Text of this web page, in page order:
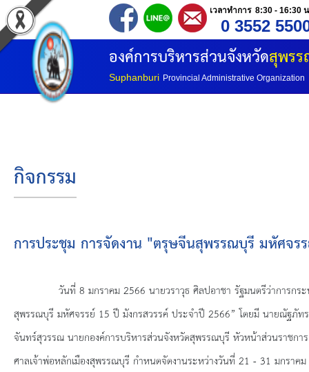
เวลาทำการ 8:30 - 16:30
0 3552
องค์การบริหารส่วนจังหวัดสุพร
Suphanburi Provincial Administrative Organization
หน้าแรก
ประวัติ อบจ
โครงสร้างองค์กร
โครงสร้างการแบ่งส่วนราชการ
ยุทธศาสตร์การพัฒนา
ประวัตินายก
กิจกรรม
การประชุม การจัดงาน "ตรุษจีนสุพรรณบุรี มหัศจร
วันที่ 8 มกราคม 2566 นายวราวุธ ศิลปอาชา รัฐมนตรีว่าการกร
สุพรรณบุรี มหัศจรรย์ 15 ปี มังกรสวรรค์ ประจำปี 2566” โดยมี นายณัฐภั
จันทร์สุวรรณ นายกองค์การบริหารส่วนจังหวัดสุพรรณบุรี หัวหน้าส่วนราชก
ศาลเจ้าพ่อหลักเมืองสุพรรณบุรี กำหนดจัดงานระหว่างวันที่ 21 - 31 มกรา